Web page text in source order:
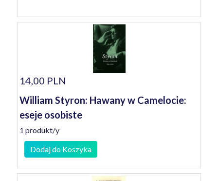
14,00 PLN
William Styron: Hawany w Camelocie:
eseje osobiste
1 produkt/y
Dodaj do Koszyka